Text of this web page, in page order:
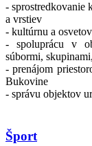
- sprostredkovanie
a vrstiev
- kultúrnu a
- spoluprácu v
súbormi,
- prenájom
Bukovine
- správu objektov
Šport